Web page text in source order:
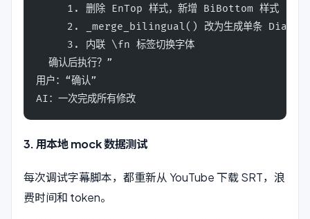
1. 删除 EnTop 样式，新增 BiBottom 样式（
2. _merge_bilingual() 改为生成单条
     3. 内联 \fn 标签切换字体
  确认后执行？”
用户：“确认”
AI：一次完成所有修改
3. 用本地 mock 数据测试
每次调试字幕脚本，都重新从 YouTube 下载 SRT，浪
费时间和 token。